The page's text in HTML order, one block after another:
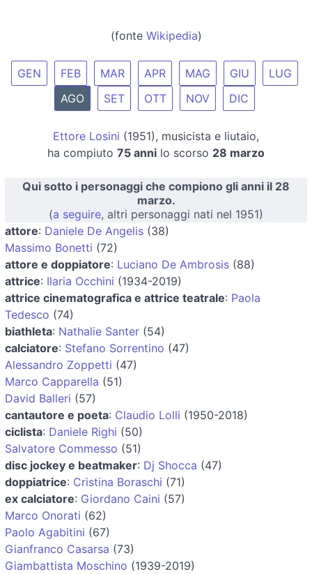
(fonte Wikipedia)
GEN FEB MAR APR MAG GIU
LUG
AGO
SET OTT NOV DIC
Ettore Losini (1951), musicista e liutaio,
ha compiuto 75 anni lo scorso 28 marzo
Qui sotto i personaggi che compiono gli anni il 28
marzo.
(a seguire, altri personaggi nati nel 1951)
attore: Daniele De Angelis (38)
Massimo Bonetti (72)
attore e doppiatore: Luciano De Ambrosis (88)
attrice: Ilaria Occhini (1934-2019)
attrice cinematografica e attrice teatrale: Paola
Tedesco (74)
biathleta: Nathalie Santer (54)
calciatore: Stefano Sorrentino (47)
Alessandro Zoppetti (47)
Marco Capparella (51)
David Balleri (57)
cantautore e poeta: Claudio Lolli (1950-2018)
ciclista: Daniele Righi (50)
Salvatore Commesso (51)
disc jockey e beatmaker: Dj Shocca (47)
doppiatrice: Cristina Boraschi (71)
ex calciatore: Giordano Caini (57)
Marco Onorati (62)
Paolo Agabitini (67)
Gianfranco Casarsa (73)
Giambattista Moschino (1939-2019)